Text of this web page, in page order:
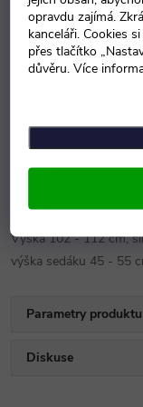
opravdu zajímá.
kanceláři. Cookies
přes tlačítko
důvěru. Více
Záruka:3 roky
Popis produktu
Detailní
Kancelářská židle je
černou nebo
Výška 102 - 112 cm,
výška sedáku 45 - 55
Parametry produktu
Diskuse